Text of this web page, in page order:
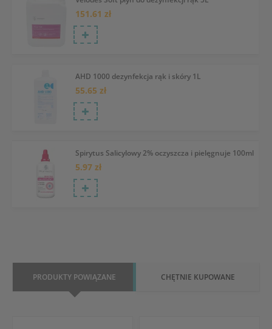
151.61 zł
AHD 1000 dezynfekcja rąk i skóry 1L
55.65 zł
Spirytus Salicylowy 2% oczyszcza i pielęgnuje 100ml
5.97 zł
PRODUKTY POWIĄZANE CHĘTNIE KUPOWANE